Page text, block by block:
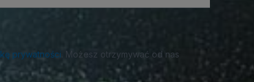
prywatności . Możesz otrzymywać od nas